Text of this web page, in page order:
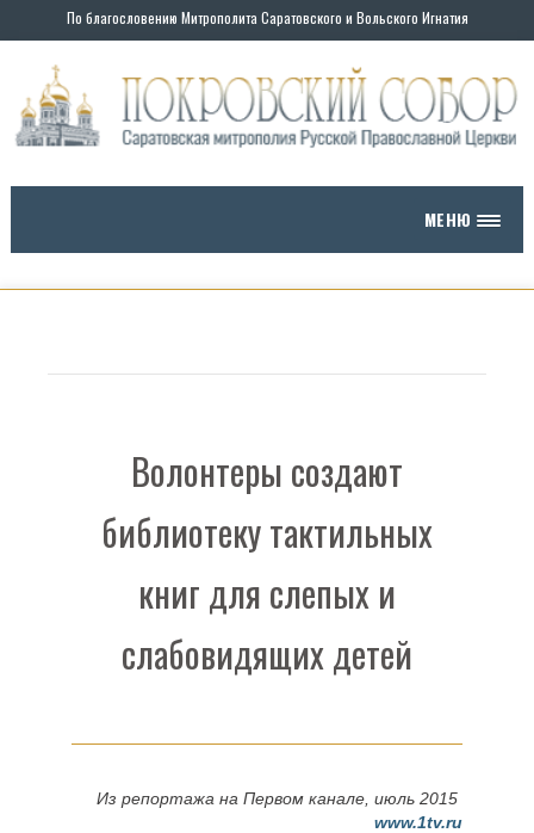
По благословению Митрополита Саратовского и Вольского Игнатия
МЕНЮ
Волонтеры создают
библиотеку тактильных
книг для слепых и
слабовидящих детей
Из репортажа на Первом канале, июль 2015
www.1tv.ru